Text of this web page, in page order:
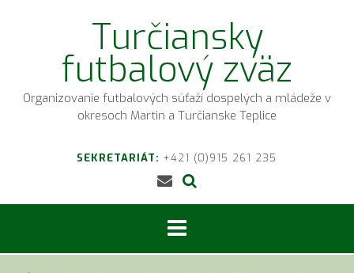
Turčiansky
futbalový zväz
Organizovanie futbalových súťaží dospelých a mládeže v
okresoch Martin a Turčianske Teplice
SEKRETARIÁT: +421 (0)915 261 235